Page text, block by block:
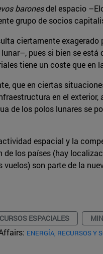
baronesdel espacio
grupo de socios
ciertamente
pues si bien se
tiene un coste que en
que en ciertas
en el
de los polos lunares se
espacial y la
de los países (hay
vuelos) son parte de la
ESPACIALES
ENERGÍA, RECURSOS Y